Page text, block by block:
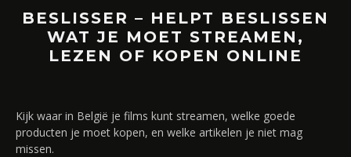
BESLISSER – HELPT BESLISSEN
WAT JE MOET STREAMEN,
LEZEN OF KOPEN ONLINE
Kijk waar in België je films kunt streamen, welke goede
producten je moet kopen, en welke artikelen je niet mag
missen.